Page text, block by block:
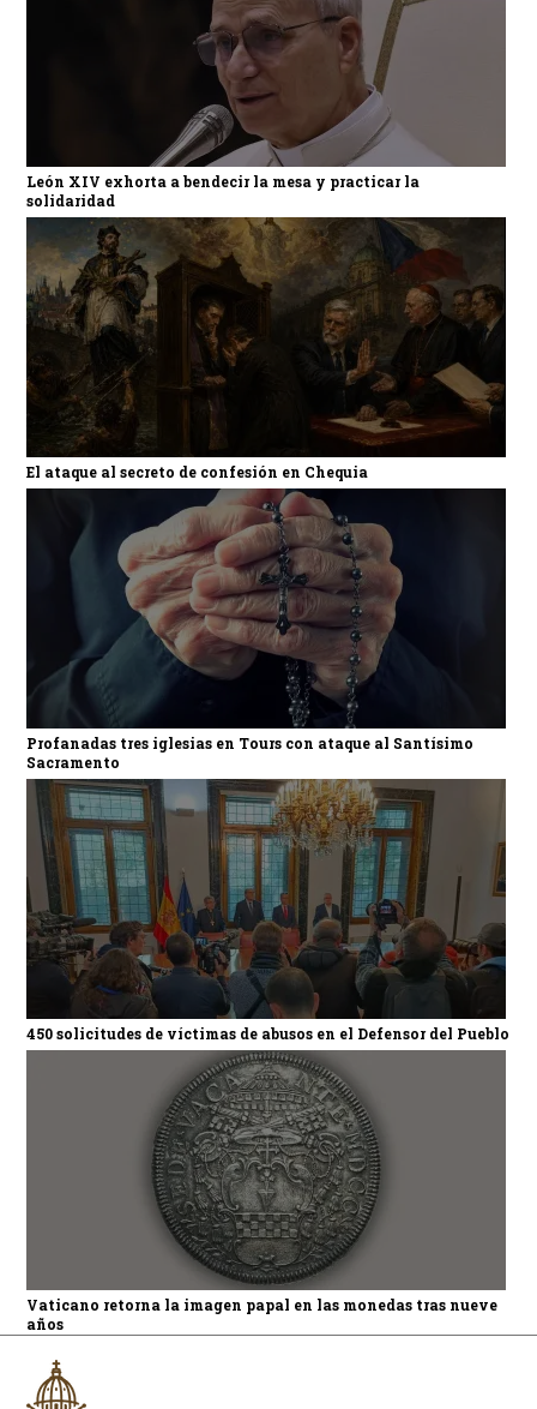
León XIV exhorta a bendecir la mesa y practicar la
solidaridad
El ataque al secreto de confesión en Chequia
Profanadas tres iglesias en Tours con ataque al Santísimo
Sacramento
450 solicitudes de víctimas de abusos en el Defensor del Pueblo
Vaticano retorna la imagen papal en las monedas tras nueve
años